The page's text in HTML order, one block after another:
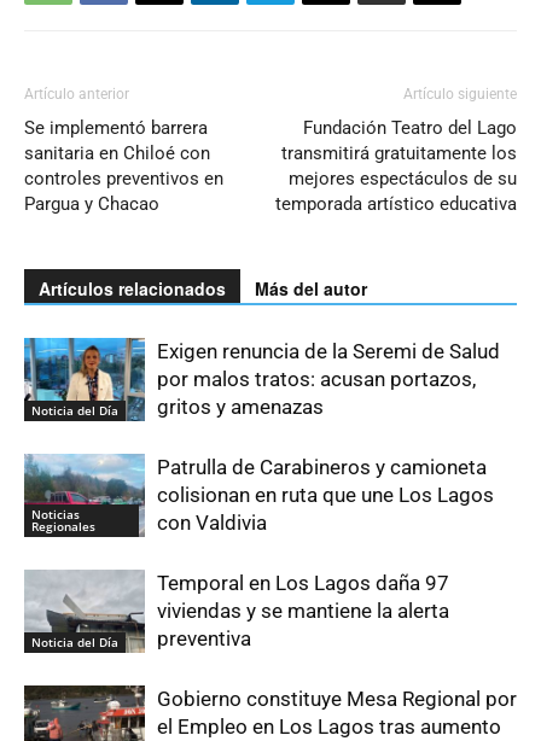
Artículo anterior
Se implementó barrera
sanitaria en Chiloé con
controles preventivos en
Pargua y Chacao
Artículo siguiente
Fundación Teatro del Lago
transmitirá gratuitamente los
mejores espectáculos de su
temporada artístico educativa
Artículos relacionados Más del autor
Noticia del Día
Exigen renuncia de la Seremi de Salud
por malos tratos: acusan portazos,
gritos y amenazas
Noticias
Regionales
Patrulla de Carabineros y camioneta
colisionan en ruta que une Los Lagos
con Valdivia
Noticia del Día
Temporal en Los Lagos daña 97
viviendas y se mantiene la alerta
preventiva
Gobierno constituye Mesa Regional por
el Empleo en Los Lagos tras aumento